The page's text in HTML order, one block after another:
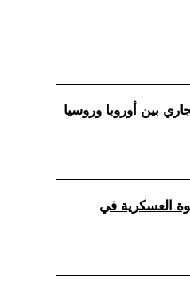
بين أوروبا وروسيا
العسكرية في